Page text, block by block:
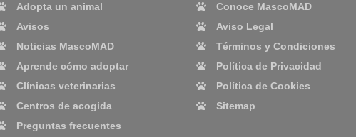
Adopta un animal
Avisos
Noticias MascoMAD
Aprende cómo adoptar
Clínicas veterinarias
Centros de acogida
Preguntas frecuentes
Conoce MascoMAD
Aviso Legal
Términos y Condiciones
Política de Privacidad
Política de Cookies
Sitemap